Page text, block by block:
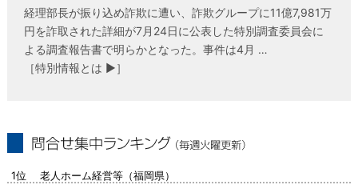
経理部長が振り込め詐欺に遭い、詐欺グループに11億7,981万
円を詐取された詳細が7月24日に公表した特別調査委員会に
よる調査報告書で明らかとなった。事件は4月 …
［特別情報とは ▶］
1位 老人ホーム経営等（福岡県）